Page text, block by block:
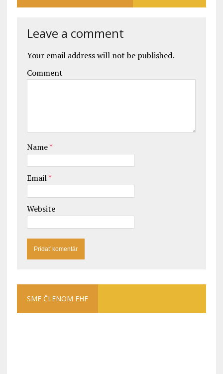
Leave a comment
Your email address will not be published.
Comment
Name*
Email*
Website
SME ČLENOM EHF